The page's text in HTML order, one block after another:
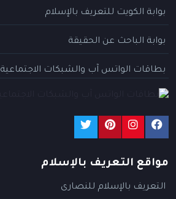
بوابة الكويت للتعريف بالإسلام
بوابة الباحث عن الحقيقة
بطاقات الواتس آب والشبكات الاجتماعية
مواقع التعريف بالإسلام
التعريف بالإسلام للنصارى